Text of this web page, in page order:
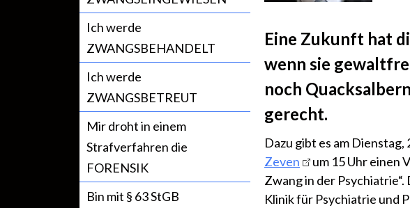
Ich werde
ZWANGSBEHANDELT
Ich werde
ZWANGSBETREUT
Mir droht in einem
Strafverfahren die
FORENSIK
Bin mit § 63 StGB
Eine Zukunft hat
wenn sie
noch
gerecht.
Dazu gibt es am
Zeven
um 15 Uhr einen
Zwang in der
Klinik für Psychiatrie und